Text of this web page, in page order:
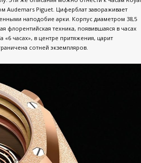
Audemars Piguet. Циферблат завораживает
наподобие арки. Корпус диаметром 38,5
флорентийская техника, появившаяся в часах
часах», в центре притяжения, царит
сотней экземпляров.